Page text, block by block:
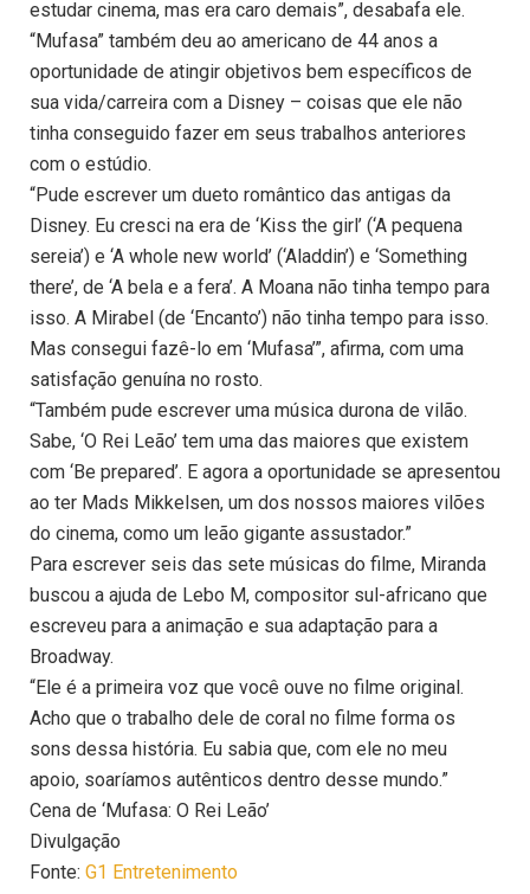
estudar cinema, mas era caro demais”, desabafa ele.
“Mufasa” também deu ao americano de 44 anos a
oportunidade de atingir objetivos bem específicos de
sua vida/carreira com a Disney – coisas que ele não
tinha conseguido fazer em seus trabalhos anteriores
com o estúdio.
“Pude escrever um dueto romântico das antigas da
Disney. Eu cresci na era de ‘Kiss the girl’ (‘A pequena
sereia’) e ‘A whole new world’ (‘Aladdin’) e ‘Something
there’, de ‘A bela e a fera’. A Moana não tinha tempo para
isso. A Mirabel (de ‘Encanto’) não tinha tempo para isso.
Mas consegui fazê-lo em ‘Mufasa’”, afirma, com uma
satisfação genuína no rosto.
“Também pude escrever uma música durona de vilão.
Sabe, ‘O Rei Leão’ tem uma das maiores que existem
com ‘Be prepared’. E agora a oportunidade se apresentou
ao ter Mads Mikkelsen, um dos nossos maiores vilões
do cinema, como um leão gigante assustador.”
Para escrever seis das sete músicas do filme, Miranda
buscou a ajuda de Lebo M, compositor sul-africano que
escreveu para a animação e sua adaptação para a
Broadway.
“Ele é a primeira voz que você ouve no filme original.
Acho que o trabalho dele de coral no filme forma os
sons dessa história. Eu sabia que, com ele no meu
apoio, soaríamos autênticos dentro desse mundo.”
Cena de ‘Mufasa: O Rei Leão’
Divulgação
Fonte: G1 Entretenimento